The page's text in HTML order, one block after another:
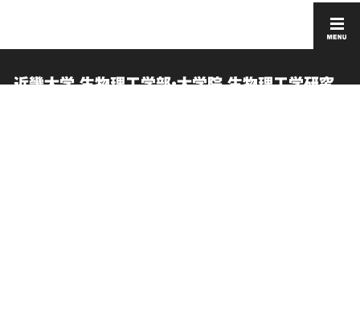
近畿大学 生物理工学部・大学院 生物理工学研究